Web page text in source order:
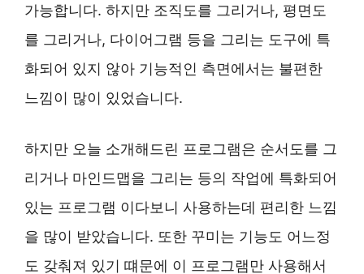
가능합니다. 하지만 조직도를 그리거나, 평면도
를 그리거나, 다이어그램 등을 그리는 도구에 특
화되어 있지 않아 기능적인 측면에서는 불편한
느낌이 많이 있었습니다.
하지만 오늘 소개해드린 프로그램은 순서도를 그
리거나 마인드맵을 그리는 등의 작업에 특화되어
있는 프로그램 이다보니 사용하는데 편리한 느낌
을 많이 받았습니다. 또한 꾸미는 기능도 어느정
도 갖춰져 있기 떄문에 이 프로그램만 사용해서